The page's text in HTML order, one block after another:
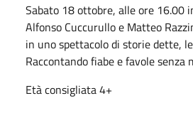
Sabato 18 ottobre, alle ore 16.00
Alfonso Cuccurullo e Matteo
in uno spettacolo di storie dette,
Raccontando fiabe e favole senza
Età consigliata 4+